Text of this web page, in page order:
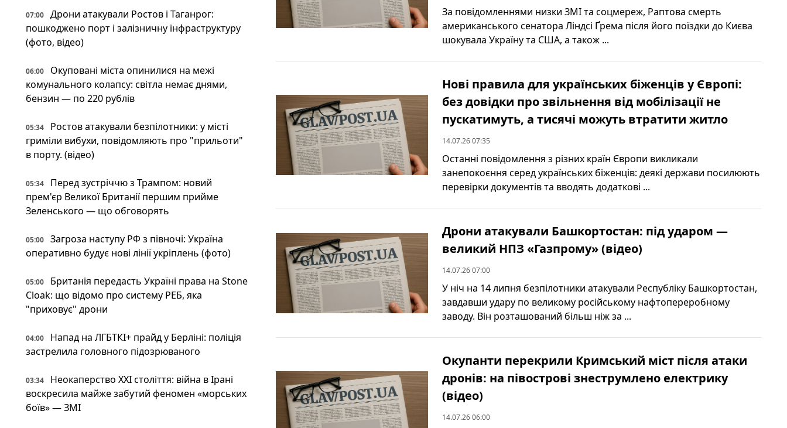
07:00
Дрони атакували Ростов і Таганрог:
пошкоджено порт і залізничну інфраструктуру
(фото, відео)
06:00
Окуповані міста опинилися на межі
комунального колапсу: світла немає днями,
бензин — по 220 рублів
05:34
Ростов атакували безпілотники: у місті
гриміли вибухи, повідомляють про "прильоти"
в порту. (відео)
05:34
Перед зустріччю з Трампом: новий
прем'єр Великої Британії першим прийме
Зеленського — що обговорять
05:00
Загроза наступу РФ з півночі: Україна
оперативно будує нові лінії укріплень (фото)
05:00
Британія передасть Україні права на Stone
Cloak: що відомо про систему РЕБ, яка
"приховує" дрони
04:00
Напад на ЛГБТКІ+ прайд у Берліні: поліція
застрелила головного підозрюваного
03:34
Неокаперство XXI століття: війна в Ірані
воскресила майже забутий феномен «морських
боїв» — ЗМІ
За повідомленнями низки ЗМІ та соцмереж, Раптова смерть
американського сенатора Ліндсі Ґрема після його поїздки до Києва
шокувала Україну та США, а також ...
Нові правила для українських біженців у Європі:
без довідки про звільнення від мобілізації не
пускатимуть, а тисячі можуть втратити житло
14.07.26 07:35
Останні повідомлення з різних країн Європи викликали
занепокоєння серед українських біженців: деякі держави посилюють
перевірки документів та вводять додаткові ...
Дрони атакували Башкортостан: під ударом —
великий НПЗ «Газпрому» (відео)
14.07.26 07:00
У ніч на 14 липня безпілотники атакували Республіку Башкортостан,
завдавши удару по великому російському нафтопереробному
заводу. Він розташований більш ніж за ...
Окупанти перекрили Кримський міст після атаки
дронів: на півострові знеструмлено електрику
(відео)
14.07.26 06:00